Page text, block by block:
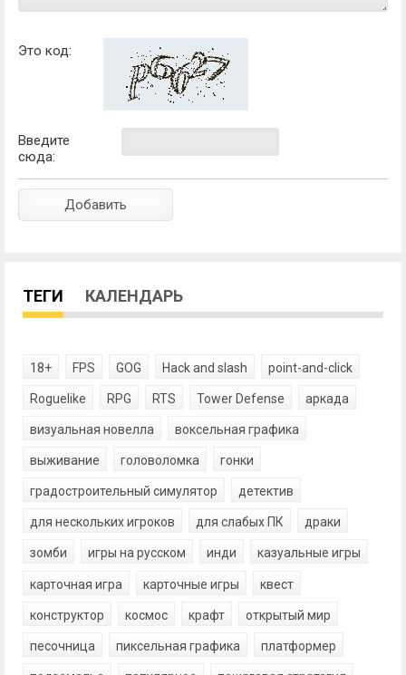
Это код:
Введите
сюда:
ТЕГИ КАЛЕНДАРЬ
18+ FPS GOG Hack and slash point-and-click
Roguelike RPG RTS Tower Defense аркада
визуальная новелла воксельная графика
выживание головоломка гонки
градостроительный симулятор детектив
для нескольких игроков для слабых ПК драки
зомби игры на русском инди казуальные игры
карточная игра карточные игры квест
конструктор космос крафт открытый мир
песочница пиксельная графика платформер